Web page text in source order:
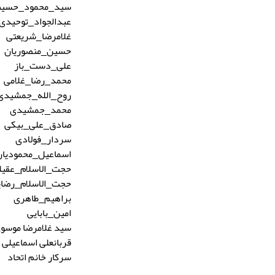
غلامرضا_شریعتی
حسین_منصوریان
علی_دست_باز
محمد_رضا_غلامی
محمد_جمشیدی
صادق_علی_بیکی
سردار_فولادی
براهیم_طاهری
امین_بابایی
سید غلامرضا
قربانعلی اسماعیلی
سرکار خانم اتحاد